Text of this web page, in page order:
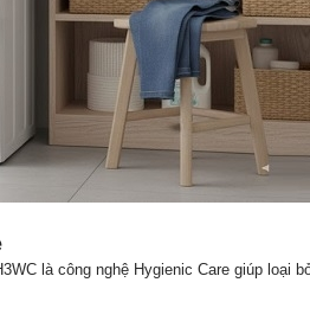
là công nghệ Hygienic Care giúp loại